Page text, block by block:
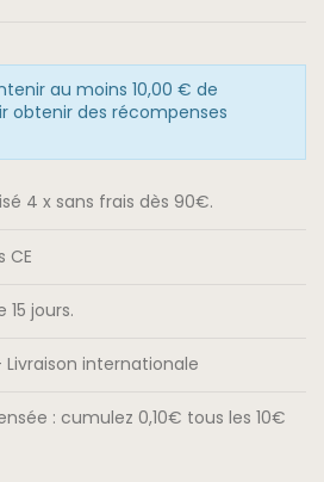
au moins 10,00 € de
obtenir des récompenses
4 x sans frais dès 90€.
CE
15 jours.
internationale
: cumulez 0,10€ tous les 10€